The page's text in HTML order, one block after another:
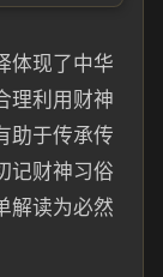
体现了中华
理利用财神
助于传承传
记财神习俗
解读为必然